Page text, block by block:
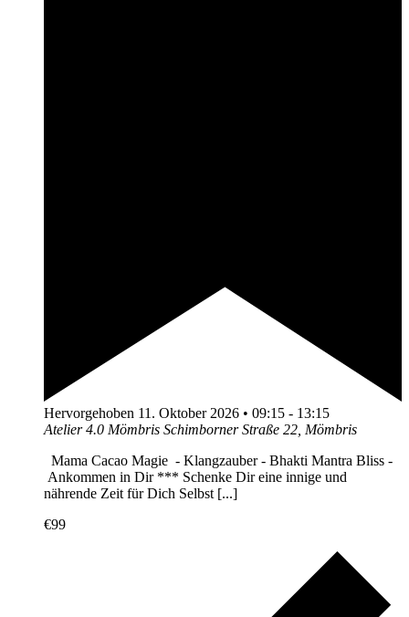
Hervorgehoben 11. Oktober 2026 • 09:15 - 13:15
Atelier 4.0 Mömbris Schimborner Straße 22, Mömbris
Mama Cacao Magie - Klangzauber - Bhakti Mantra Bliss -
Ankommen in Dir *** Schenke Dir eine innige und
nährende Zeit für Dich Selbst [...]
€99